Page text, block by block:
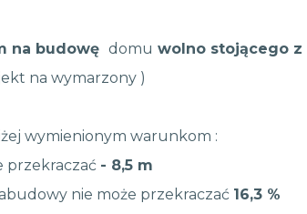
na budowę domu wolno stojącego z
na wymarzony )
wymienionym warunkom :
przekraczać - 8,5 m
nie może przekraczać 16,3 %